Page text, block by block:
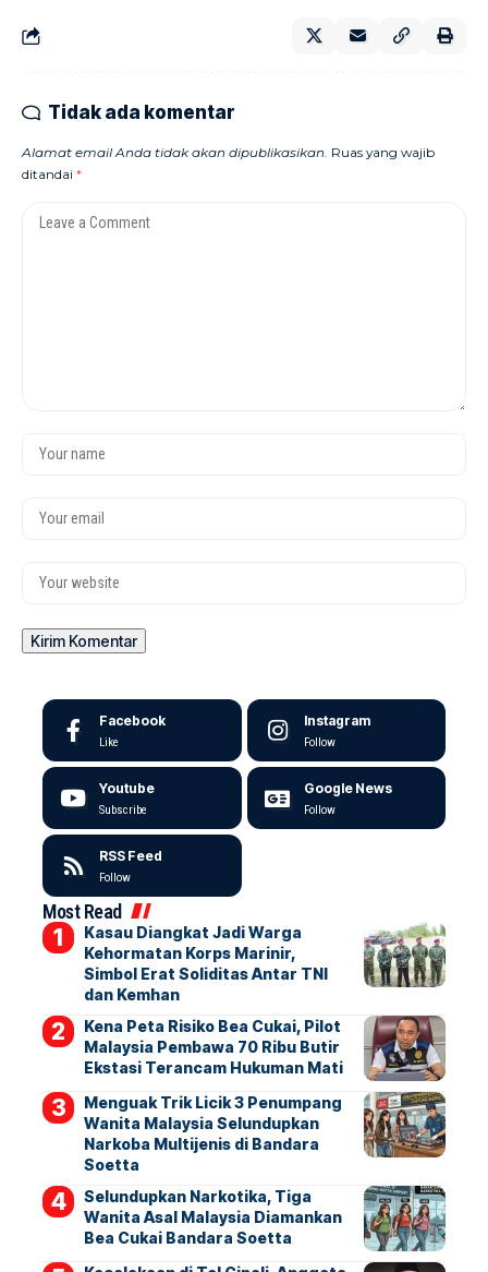
Tidak ada komentar
Alamat email Anda tidak akan dipublikasikan. Ruas yang wajib
ditandai *
Facebook
Like
Instagram
Follow
Youtube
Subscribe
Google News
Follow
RSS Feed
Follow
Most Read
Kasau Diangkat Jadi Warga
Kehormatan Korps Marinir,
Simbol Erat Soliditas Antar TNI
dan Kemhan
Kena Peta Risiko Bea Cukai, Pilot
Malaysia Pembawa 70 Ribu Butir
Ekstasi Terancam Hukuman Mati
Menguak Trik Licik 3 Penumpang
Wanita Malaysia Selundupkan
Narkoba Multijenis di Bandara
Soetta
Selundupkan Narkotika, Tiga
Wanita Asal Malaysia Diamankan
Bea Cukai Bandara Soetta